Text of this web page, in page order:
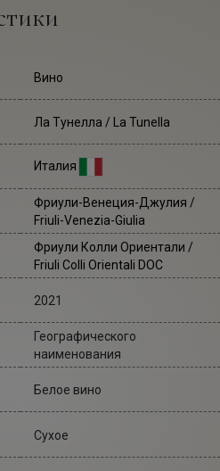
Вино
Ла Тунелла / La Tunella
Италия
Фриули-Венеция-Джулия /
Friuli-Venezia-Giulia
Фриули Колли Ориентали /
Friuli Colli Orientali DOC
2021
Географического
наименования
Белое вино
Сухое